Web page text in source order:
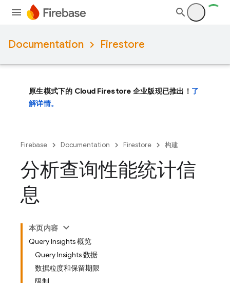
Documentation Firestore
原生模式下的 Cloud Firestore 企业版现已推出！ 了
解详情。
Firebase Documentation Firestore 构建
分析查询性能统计信
息
本页内容
Query Insights 概览
Query Insights 数据
数据粒度和保留期限